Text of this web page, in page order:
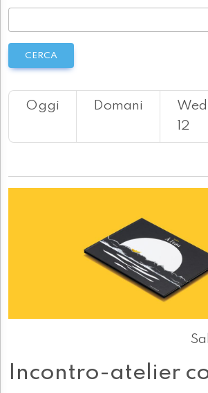
CERCA
Oggi Domani
12
Incontro-atelier